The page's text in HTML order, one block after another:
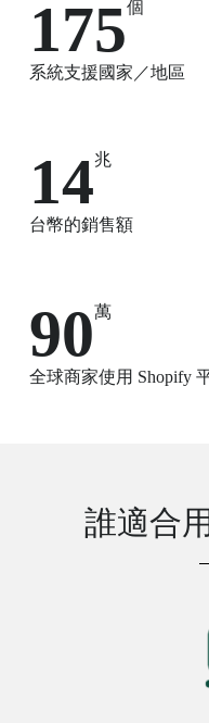
175個
系統支援國家／地區
14兆
台幣的銷售額
90萬
全球商家使用 Shopify
誰適合